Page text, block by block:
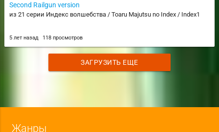
Second Railgun version
из 21 серии Индекс волшебства / Toaru Majutsu no Index / Index1
5 лет назад 118 просмотров
ЗАГРУЗИТЬ ЕЩЕ
Жанры